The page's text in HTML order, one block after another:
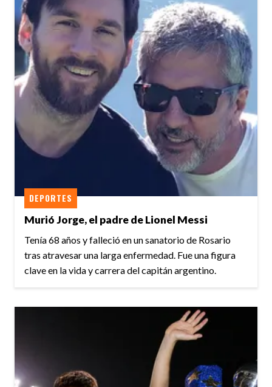
Murió Jorge, el padre de Lionel Messi
DEPORTES
Tenía 68 años y falleció en un sanatorio de Rosario
tras atravesar una larga enfermedad. Fue una figura
clave en la vida y carrera del capitán argentino.